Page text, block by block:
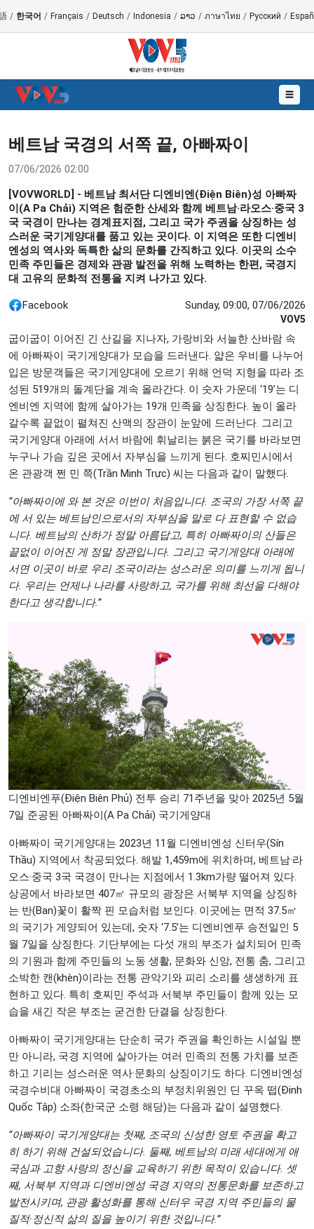
/ 한국어 / Français / Deutsch / Indonesia / ລາວ / ภาษาไทย / Русский /
☰
베트남 국경의 서쪽 끝, 아빠짜이
07/06/2026 02:00
[VOVWORLD] - 베트남 최서단 디엔비엔(Điện Biên)성 아빠짜
이(A Pa Chải) 지역은 험준한 산세와 함께 베트남·라오스·중국 3
국 국경이 만나는 경계표지점, 그리고 국가 주권을 상징하는 성
스러운 국기게양대를 품고 있는 곳이다. 이 지역은 또한 디엔비
엔성의 역사와 독특한 삶의 문화를 간직하고 있다. 이곳의 소수
민족 주민들은 경제와 관광 발전을 위해 노력하는 한편, 국경지
대 고유의 문화적 전통을 지켜 나가고 있다.
Facebook Sunday, 09:00, 07/06/2026
VOV5
굽이굽이 이어진 긴 산길을 지나자, 가랑비와 서늘한 산바람 속
에 아빠짜이 국기게양대가 모습을 드러낸다. 얇은 우비를 나누어
입은 방문객들은 국기게양대에 오르기 위해 언덕 지형을 따라 조
성된 519개의 돌계단을 계속 올라간다. 이 숫자 가운데 ‘19’는 디
엔비엔 지역에 함께 살아가는 19개 민족을 상징한다. 높이 올라
갈수록 끝없이 펼쳐진 산맥의 장관이 눈앞에 드러난다. 그리고
국기게양대 아래에 서서 바람에 휘날리는 붉은 국기를 바라보면
누구나 가슴 깊은 곳에서 자부심을 느끼게 된다. 호찌민시에서
온 관광객 쩐 민 쯕(Trần Minh Trực) 씨는 다음과 같이 말했다.
“아빠짜이에 와 본 것은 이번이 처음입니다. 조국의 가장 서쪽 끝
에 서 있는 베트남인으로서의 자부심을 말로 다 표현할 수 없습
니다. 베트남의 산하가 정말 아름답고, 특히 아빠짜이의 산들은
끝없이 이어진 게 정말 장관입니다. 그리고 국기게양대 아래에
서면 이곳이 바로 우리 조국이라는 성스러운 의미를 느끼게 됩니
다. 우리는 언제나 나라를 사랑하고, 국가를 위해 최선을 다해야
한다고 생각합니다.”
디엔비엔푸(Điện Biên Phủ) 전투 승리 71주년을 맞아 2025년 5월
7일 준공된 아빠짜이(A Pa Chải) 국기게양대
아빠짜이 국기게양대는 2023년 11월 디엔비엔성 신터우(Sín
Thầu) 지역에서 착공되었다. 해발 1,459m에 위치하며, 베트남·라
오스·중국 3국 국경이 만나는 지점에서 1.3km가량 떨어져 있다.
상공에서 바라보면 407㎡ 규모의 광장은 서북부 지역을 상징하
는 반(Ban)꽃이 활짝 핀 모습처럼 보인다. 이곳에는 면적 37.5㎡
의 국기가 게양되어 있는데, 숫자 ‘7.5’는 디엔비엔푸 승전일인 5
월 7일을 상징한다. 기단부에는 다섯 개의 부조가 설치되어 민족
의 기원과 함께 주민들의 노동 생활, 문화와 신앙, 전통 춤, 그리고
소박한 캔(khèn)이라는 전통 관악기와 피리 소리를 생생하게 표
현하고 있다. 특히 호찌민 주석과 서북부 주민들이 함께 있는 모
습을 새긴 작은 부조는 굳건한 단결을 상징한다.
아빠짜이 국기게양대는 단순히 국가 주권을 확인하는 시설일 뿐
만 아니라, 국경 지역에 살아가는 여러 민족의 전통 가치를 보존
하고 기리는 성스러운 역사·문화의 상징이기도 하다. 디엔비엔성
국경수비대 아빠짜이 국경초소의 부정치위원인 딘 꾸옥 떱(Đinh
Quốc Tập) 소좌(한국군 소령 해당)는 다음과 같이 설명했다.
“아빠짜이 국기게양대는 첫째, 조국의 신성한 영토 주권을 확고
히 하기 위해 건설되었습니다. 둘째, 베트남의 미래 세대에게 애
국심과 고향 사랑의 정신을 교육하기 위한 목적이 있습니다. 셋
째, 서북부 지역과 디엔비엔성 국경 지역의 전통문화를 보존하고
발전시키며, 관광 활성화를 통해 신터우 국경 지역 주민들의 물
질적·정신적 삶의 질을 높이기 위한 것입니다.”